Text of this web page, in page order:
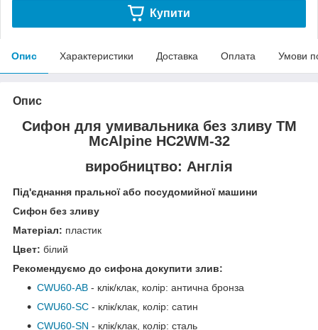
Купити
Опис Характеристики Доставка Оплата Умови
Опис
Сифон для умивальника без зливу ТМ
McAlpine HC2WM-32
виробництво: Англія
Під'єднання пральної або посудомийної машини
Сифон без зливу
Матеріал: пластик
Цвет: білий
Рекомендуємо до сифона докупити злив:
CWU60-АB - клік/клак, колір: антична бронза
CWU60-SC - клік/клак, колір: сатин
CWU60-SN - клік/клак, колір: сталь